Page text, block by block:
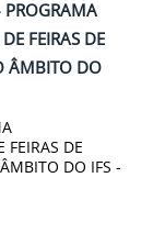
FEIRAS DE
ÂMBITO DO
FEIRAS DE
DO IFS -